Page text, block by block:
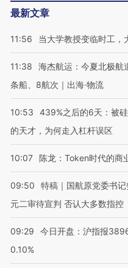
HYROX的吸金
是什么让中产们甘
马航飞行员跨
粒摇头丸 尿
】走进第四届链博
让数智科技“链”接产
【特别呈现】
有意思的生活
最新文章
11:56 当大学教授变临时工，
11:38
海杰航运：今夏北极航
条船、8航次｜出海·物流
10:53
439%之后的6天：被
的天才，为何走入杠杆误区
10:07 陈龙：Token时代的商
09:50
特稿｜国航原党委书
元二审待宣判 否认大多数指控
09:29
今日开盘：沪指报
0.10%